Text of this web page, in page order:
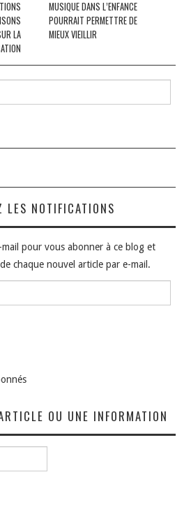
LA
MUSIQUE DANS L’ENFANCE
POURRAIT PERMETTRE DE
MIEUX VIEILLIR
LES NOTIFICATIONS
mail pour vous abonner à ce blog et
chaque nouvel article par e-mail.
OU UNE INFORMATION